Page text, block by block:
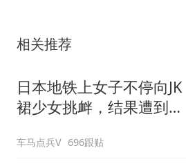
相关推荐
日本地铁上女子不停向JK
裙少女挑衅，结果遭到对
车马点兵V 696跟贴